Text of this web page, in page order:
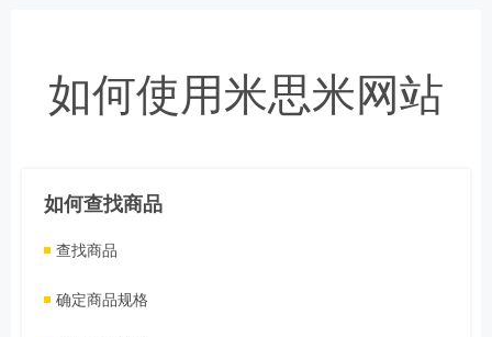
如何使用米思米网站
如何查找商品
查找商品
确定商品规格